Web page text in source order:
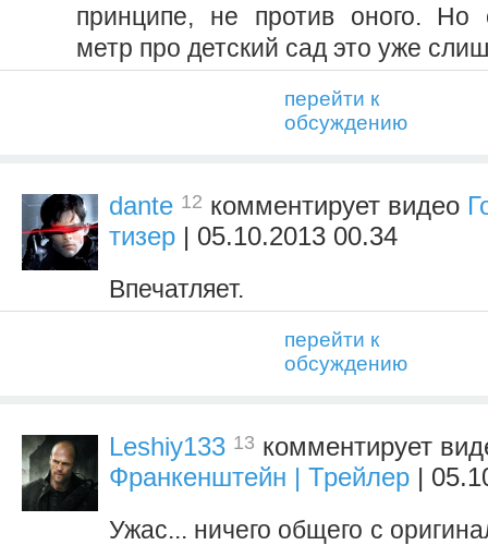
принципе, не против оного. Но
метр про детский сад это уже
перейти к
обсуждению
dante 12 комментирует видео
тизер | 05.10.2013 00.34
Впечатляет.
перейти к
обсуждению
Leshiy133 13 комментирует
Франкенштейн | Трейлер |
Ужас... ничего общего с